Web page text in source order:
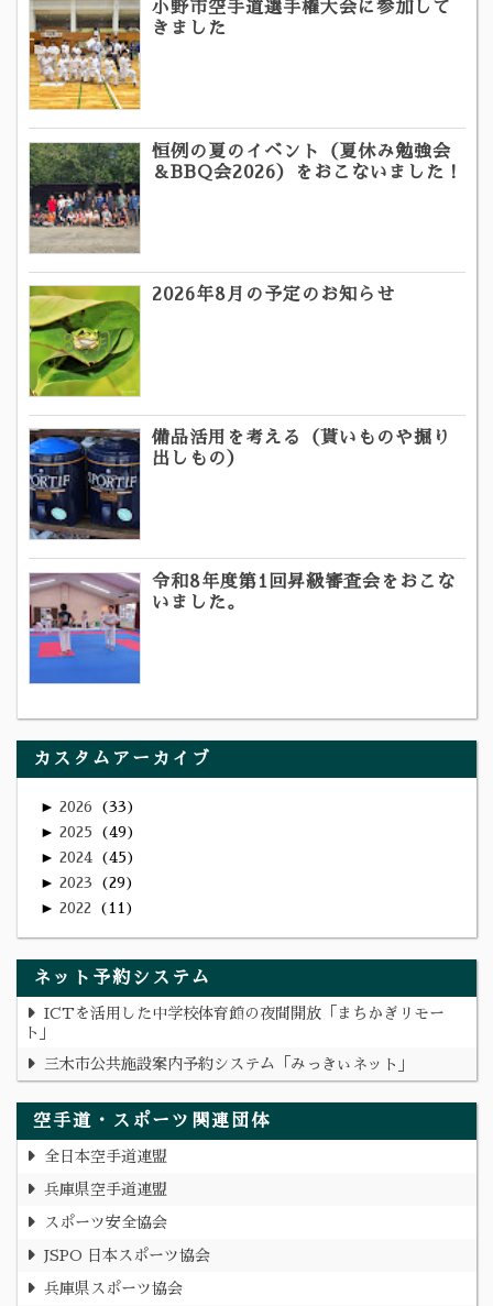
小野市空手道選手権大会に参加して
きました
恒例の夏のイベント（夏休み勉強会
＆BBQ会2026）をおこないました！
2026年8月の予定のお知らせ
備品活用を考える（貰いものや掘り
出しもの）
令和8年度第1回昇級審査会をおこな
いました。
カスタムアーカイブ
► 2026 33
► 2025 49
► 2024 45
► 2023 29
► 2022 11
ネット予約システム
ICTを活用した中学校体育館の夜間開放「まちかぎリモー
ト」
三木市公共施設案内予約システム「みっきぃネット」
空手道・スポーツ関連団体
全日本空手道連盟
兵庫県空手道連盟
スポーツ安全協会
JSPO 日本スポーツ協会
兵庫県スポーツ協会